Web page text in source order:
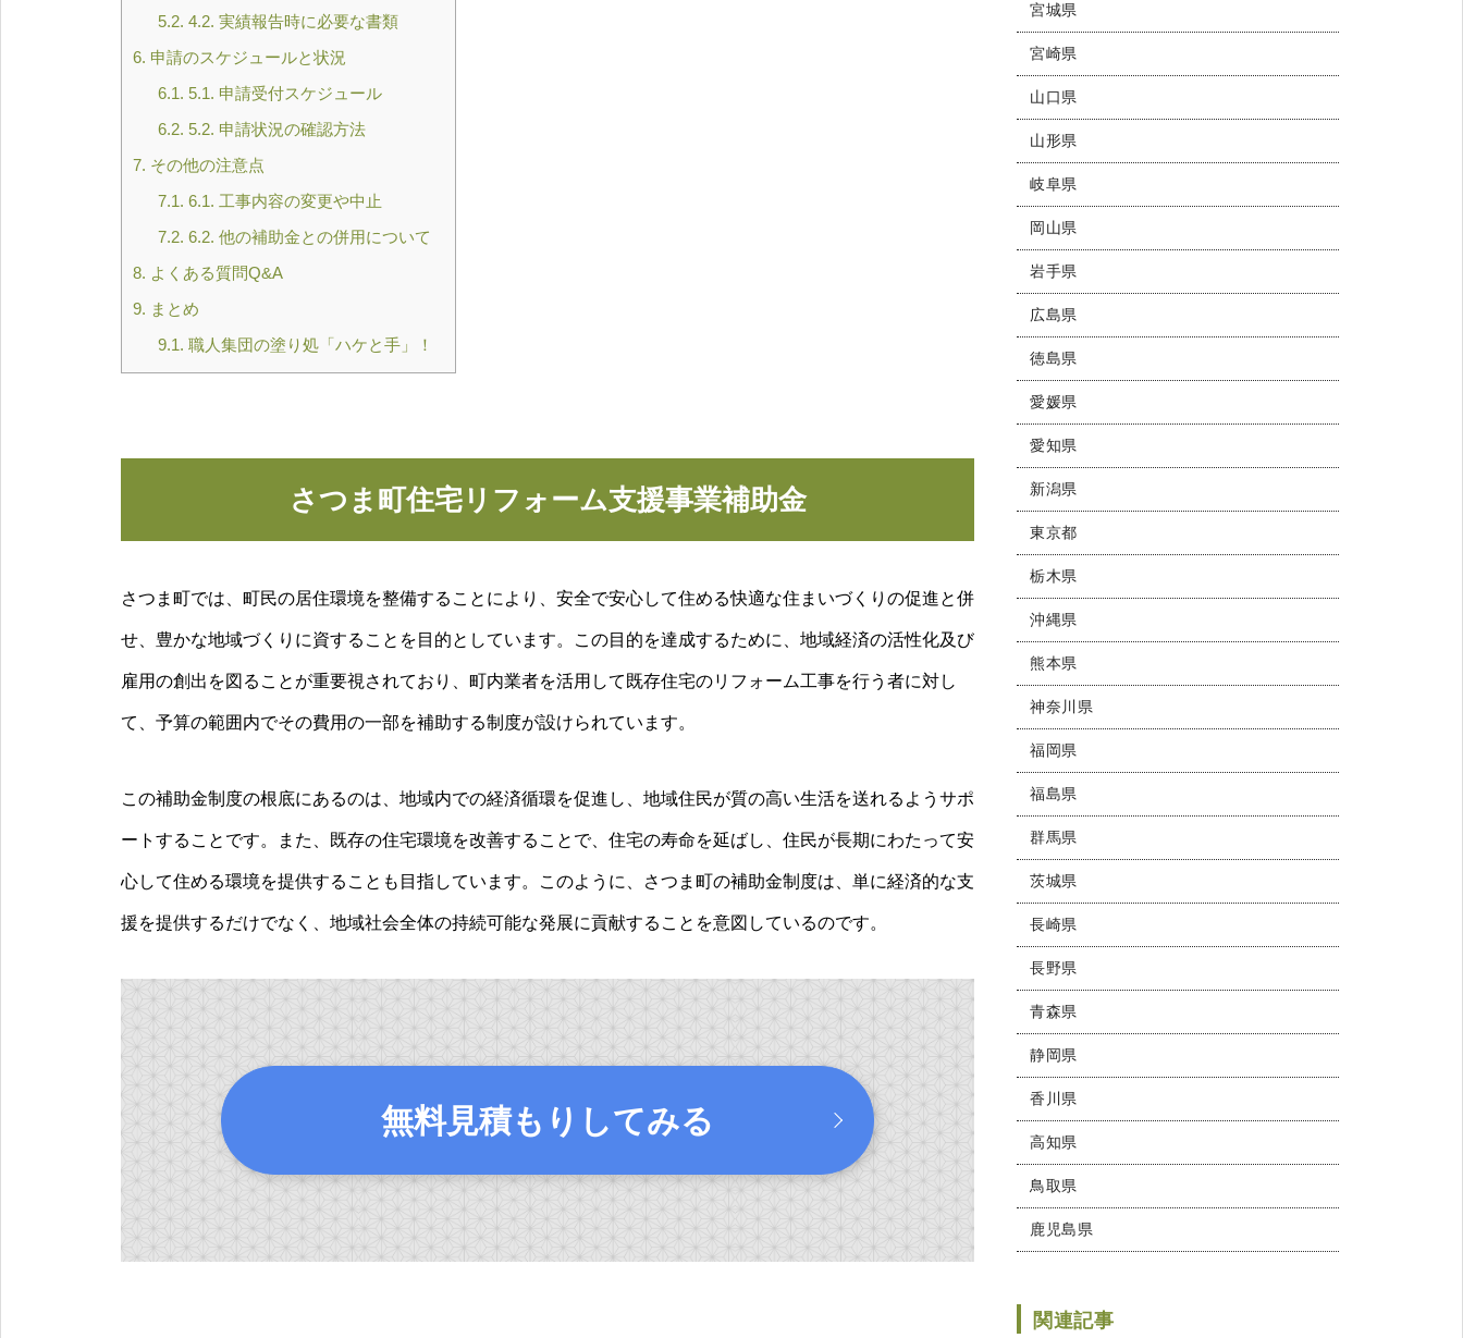
5.2. 4.2. 実績報告時に必要な書類
6. 申請のスケジュールと状況
6.1. 5.1. 申請受付スケジュール
6.2. 5.2. 申請状況の確認方法
7. その他の注意点
7.1. 6.1. 工事内容の変更や中止
7.2. 6.2. 他の補助金との併用について
8. よくある質問Q&A
9. まとめ
9.1. 職人集団の塗り処「ハケと手」！
さつま町住宅リフォーム支援事業補助金
さつま町では、町民の居住環境を整備することにより、安全で安心して住める快適な住まいづくりの促進と併
せ、豊かな地域づくりに資することを目的としています。この目的を達成するために、地域経済の活性化及び
雇用の創出を図ることが重要視されており、町内業者を活用して既存住宅のリフォーム工事を行う者に対し
て、予算の範囲内でその費用の一部を補助する制度が設けられています。
この補助金制度の根底にあるのは、地域内での経済循環を促進し、地域住民が質の高い生活を送れるようサポ
ートすることです。また、既存の住宅環境を改善することで、住宅の寿命を延ばし、住民が長期にわたって安
心して住める環境を提供することも目指しています。このように、さつま町の補助金制度は、単に経済的な支
援を提供するだけでなく、地域社会全体の持続可能な発展に貢献することを意図しているのです。
無料見積もりしてみる
宮城県
宮崎県
山口県
山形県
岐阜県
岡山県
岩手県
広島県
徳島県
愛媛県
愛知県
新潟県
東京都
栃木県
沖縄県
熊本県
神奈川県
福岡県
福島県
群馬県
茨城県
長崎県
長野県
青森県
静岡県
香川県
高知県
鳥取県
鹿児島県
関連記事